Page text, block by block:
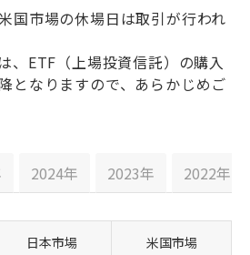
国市場の休場日は取引が行われ
、ETF（上場投資信託）の購入
となりますので、あらかじめご
2024年 2023年 2022年
日本市場 米国市場